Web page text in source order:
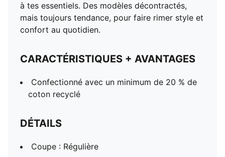
à tes essentiels. Des modèles décontractés,
mais toujours tendance, pour faire rimer style et
confort au quotidien.
CARACTÉRISTIQUES + AVANTAGES
Confectionné avec un minimum de 20 % de
coton recyclé
DÉTAILS
Coupe : Régulière